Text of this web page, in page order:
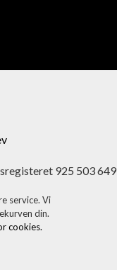
925 503 649
service. Vi
din.
cookies.